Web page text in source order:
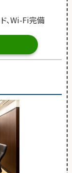
、Wi-Fi完備